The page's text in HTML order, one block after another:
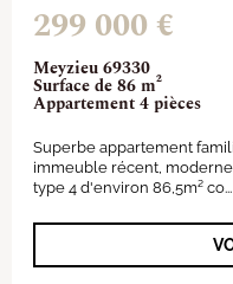
Meyzieu 69330
Surface de 86 m²
Appartement 4 pièces
299 000 €
Superbe appartement
immeuble récent,
type 4 d'environ 86,5m² co...